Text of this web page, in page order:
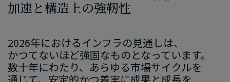
加速と​構造上の​強靭性
2026年に​おける​インフラの​見通しは、​
かつてない​ほど​強固な​ものとなっています。​
数十年に​わたり、​あらゆる​市場サイクルを​